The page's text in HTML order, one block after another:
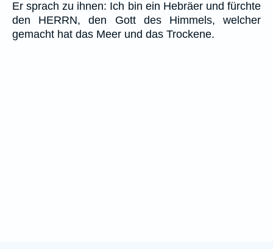
Er sprach zu ihnen: Ich bin ein Hebräer und fürchte
den HERRN, den Gott des Himmels, welcher
gemacht hat das Meer und das Trockene.